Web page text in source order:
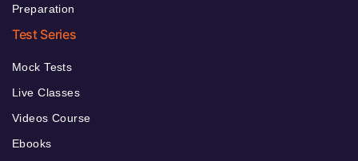
Preparation
Test Series
Mock Tests
Live Classes
Videos Course
Ebooks